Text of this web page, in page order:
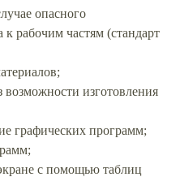
опасного
рабочим частям (стандарт
изготовления
графических программ;
с помощью таблиц